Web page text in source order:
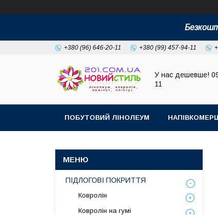
+380 (96) 646-20-11 +380 (99) 457-94-11
У нас дешевше!
11
ПОБУТОВИЙ ЛІНОЛЕУМ
ПІДЛОГОВІ ПОКРИТТЯ
Ковролін
Ковролін на гумі